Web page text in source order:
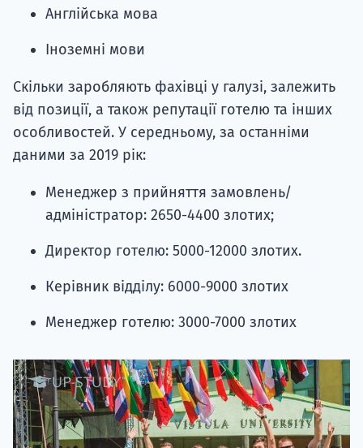
Англійська мова
Іноземні мови
Скільки заробляють фахівці у галузі, залежить
від позиції, а також репутації готелю та інших
особливостей. У середньому, за останніми
даними за 2019 рік:
Менеджер з прийняття замовлень/
адміністратор: 2650-4400 злотих;
Директор готелю: 5000-12000 злотих.
Керівник відділу: 6000-9000 злотих
Менеджер готелю: 3000-7000 злотих